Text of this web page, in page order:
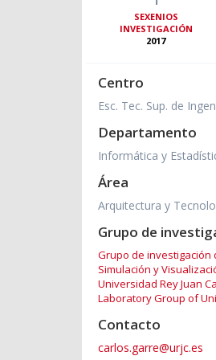
SEXENIOS
INVESTIGACIÓN
2017
Centro
Esc. Tec. Sup. de
Departamento
Informática y
Área
Arquitectura y
Grupo de
Grupo de investigación
Simulación y
Universidad Rey Juan
Laboratory Group of
Contacto
carlos.garre@urjc.es